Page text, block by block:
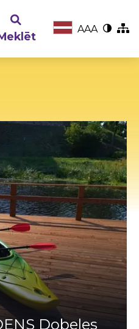
AAA
Dobeles